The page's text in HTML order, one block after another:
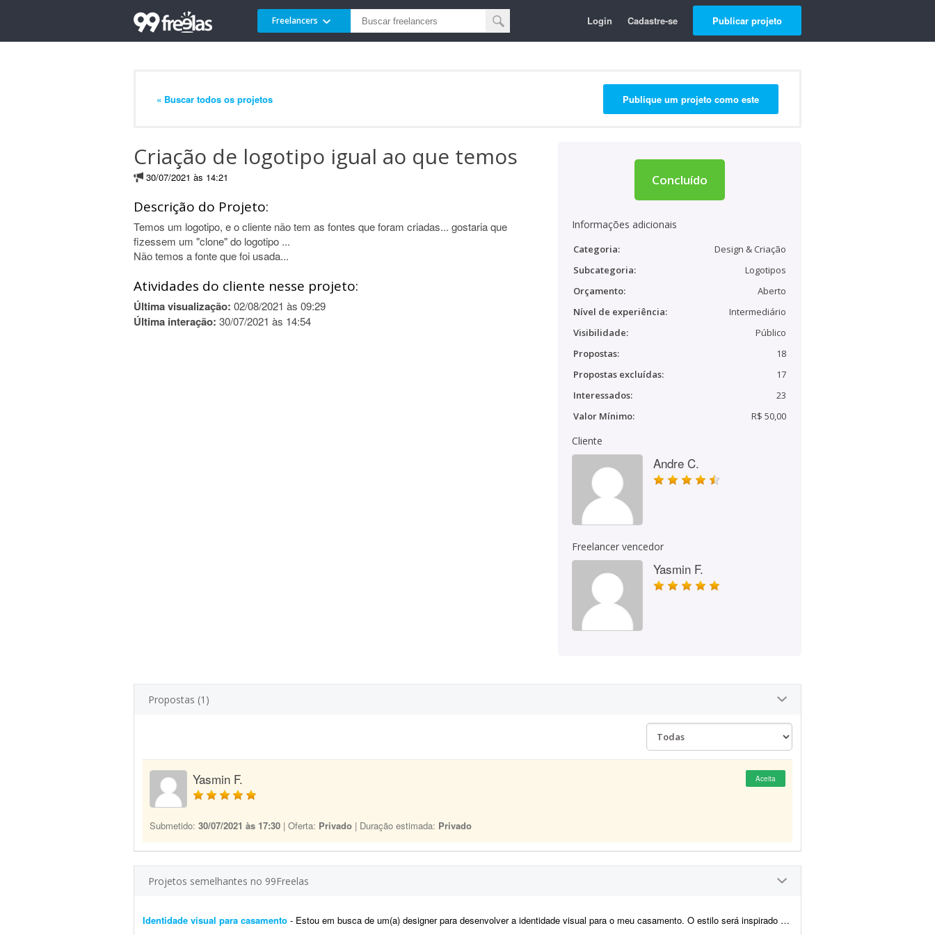
Freelancers Login Cadastre-se Publicar projeto
« Buscar todos os projetos Publique um projeto como este
Criação de logotipo igual ao que temos
30/07/2021 às 14:21
Descrição do Projeto:
Temos um logotipo, e o cliente não tem as fontes que foram criadas... gostaria que
fizessem um "clone" do logotipo ...
Não temos a fonte que foi usada...
Atividades do cliente nesse projeto:
Última visualização: 02/08/2021 às 09:29
Última interação: 30/07/2021 às 14:54
Concluído
Informações adicionais
Categoria:
Design & Criação
Subcategoria:
Logotipos
Orçamento:
Aberto
Nível de experiência:
Intermediário
Visibilidade:
Público
Propostas:
18
Propostas excluídas:
17
Interessados:
23
Valor Mínimo:
R$ 50,00
Cliente
Andre C.
Freelancer vencedor
Yasmin F.
Propostas (1)
Yasmin F. Aceita
Submetido: 30/07/2021 às 17:30 | Oferta: Privado | Duração estimada: Privado
Projetos semelhantes no 99Freelas
Identidade visual para casamento - Estou em busca de um(a) designer para desenvolver a identidade visual para o meu casamento. O estilo será inspirado no universo medieval/encantado; temos como referência O Senhor dos A...